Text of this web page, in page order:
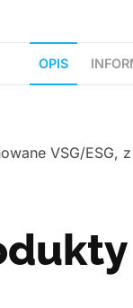
OPIS
VSG/